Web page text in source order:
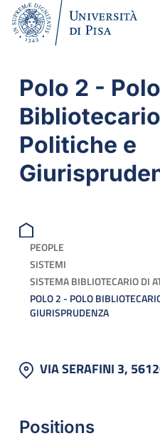
Polo 2 - Polo
Politiche e
PEOPLE
SISTEMI
SISTEMA BIBLIOTECARIO DI
POLO 2 - POLO
GIURISPRUDENZA
VIA SERAFINI 3,
Positions